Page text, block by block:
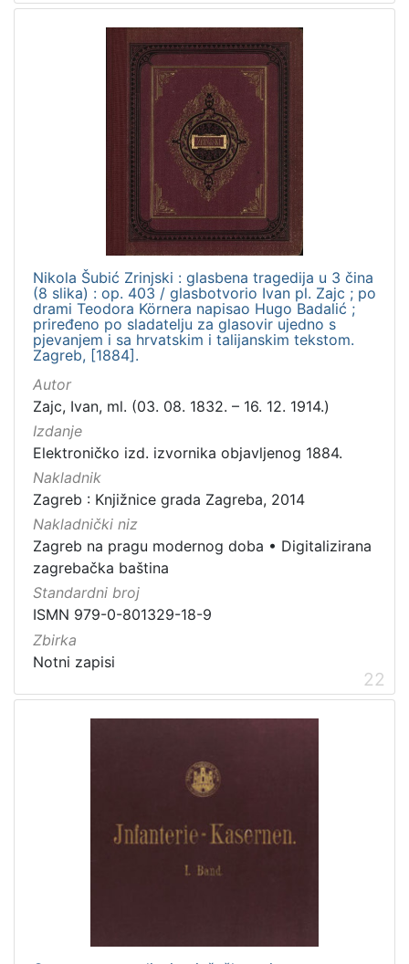
Nikola Šubić Zrinjski : glasbena tragedija u 3 čina
(8 slika) : op. 403 / glasbotvorio Ivan pl. Zajc ; po
drami Teodora Körnera napisao Hugo Badalić ;
priređeno po sladatelju za glasovir ujedno s
pjevanjem i sa hrvatskim i talijanskim tekstom.
Zagreb, [1884].
Autor
Zajc, Ivan, ml. (03. 08. 1832. – 16. 12. 1914.)
Izdanje
Elektroničko izd. izvornika objavljenog 1884.
Nakladnik
Zagreb : Knjižnice grada Zagreba, 2014
Nakladnički niz
Zagreb na pragu modernog doba • Digitalizirana
zagrebačka baština
Standardni broj
ISMN 979-0-801329-18-9
Zbirka
Notni zapisi
22